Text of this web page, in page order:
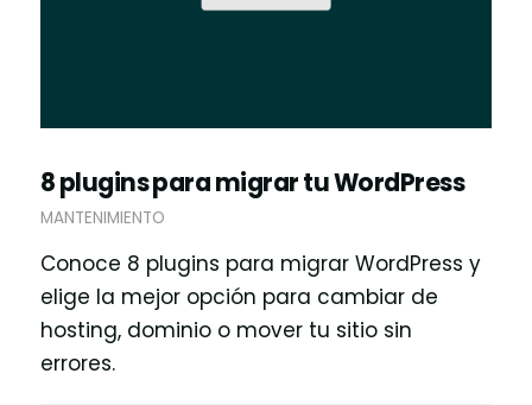
8 plugins para migrar tu WordPress
MANTENIMIENTO
Conoce 8 plugins para migrar WordPress y
elige la mejor opción para cambiar de
hosting, dominio o mover tu sitio sin
errores.